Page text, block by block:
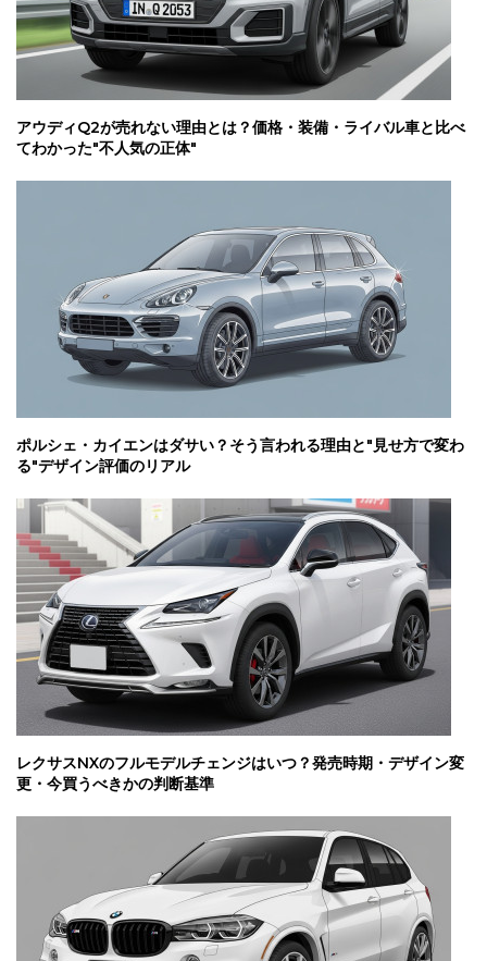
アウディQ2が売れない理由とは？価格・装備・ライバル車と比べ
てわかった"不人気の正体"
ポルシェ・カイエンはダサい？そう言われる理由と"見せ方で変わ
る"デザイン評価のリアル
レクサスNXのフルモデルチェンジはいつ？発売時期・デザイン変
更・今買うべきかの判断基準